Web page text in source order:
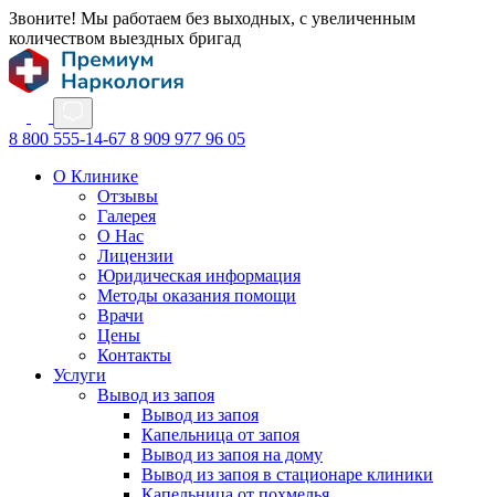
Звоните! Мы работаем без выходных, с увеличенным
количеством выездных бригад
8 800 555-14-67 8 909 977 96 05
О Клинике
Отзывы
Галерея
О Нас
Лицензии
Юридическая информация
Методы оказания помощи
Врачи
Цены
Контакты
Услуги
Вывод из запоя
Вывод из запоя
Капельница от запоя
Вывод из запоя на дому
Вывод из запоя в стационаре клиники